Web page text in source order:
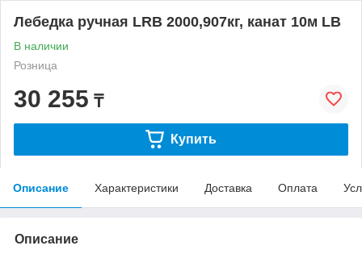
Лебедка ручная LRB 2000,907кг, канат 10м LB
В наличии
Розница
30 255 ₸
Купить
Описание Характеристики Доставка Оплата
Описание